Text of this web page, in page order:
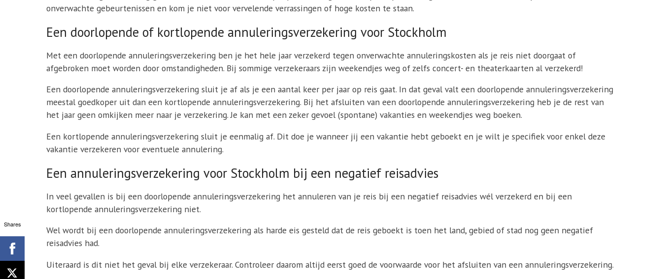
onverwachte gebeurtenissen en kom je niet voor vervelende verrassingen of hoge kosten te staan.
Een doorlopende of kortlopende annuleringsverzekering voor Stockholm
Met een doorlopende annuleringsverzekering ben je het hele jaar verzekerd tegen onverwachte annuleringskosten als je reis niet doorgaat of
afgebroken moet worden door omstandigheden. Bij sommige verzekeraars zijn weekendjes weg of zelfs concert- en theaterkaarten al verzekerd!
Een doorlopende annuleringsverzekering sluit je af als je een aantal keer per jaar op reis gaat. In dat geval valt een doorlopende annuleringsverzekering
meestal goedkoper uit dan een kortlopende annuleringsverzekering. Bij het afsluiten van een doorlopende annuleringsverzekering heb je de rest van
het jaar geen omkijken meer naar je verzekering. Je kan met een zeker gevoel (spontane) vakanties en weekendjes weg boeken.
Een kortlopende annuleringsverzekering sluit je eenmalig af. Dit doe je wanneer jij een vakantie hebt geboekt en je wilt je specifiek voor enkel deze
vakantie verzekeren voor eventuele annulering.
Een annuleringsverzekering voor Stockholm bij een negatief reisadvies
In veel gevallen is bij een doorlopende annuleringsverzekering het annuleren van je reis bij een negatief reisadvies wél verzekerd en bij een
kortlopende annuleringsverzekering niet.
Wel wordt bij een doorlopende annuleringsverzekering als harde eis gesteld dat de reis geboekt is toen het land, gebied of stad nog geen negatief
reisadvies had.
Uiteraard is dit niet het geval bij elke verzekeraar. Controleer daarom altijd eerst goed de voorwaarde voor het afsluiten van een annuleringsverzekering.
Shares